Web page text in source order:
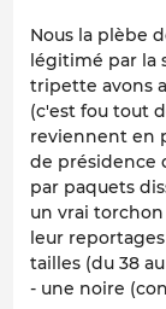
Nous la plèbe
légitimé par la
tripette avons
(c'est fou tout
reviennent en
de présidence
par paquets
un vrai
leur
tailles (du 38
- une noire